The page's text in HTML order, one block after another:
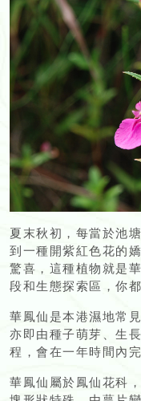
夏末秋初，每當於池
到一種開紫紅色花的
驚喜，這種植物就是
段和生態探索區，你
華鳳仙是本港濕地常
亦即由種子萌芽、生
程，會在一年時間內完
華鳳仙屬於鳳仙花科